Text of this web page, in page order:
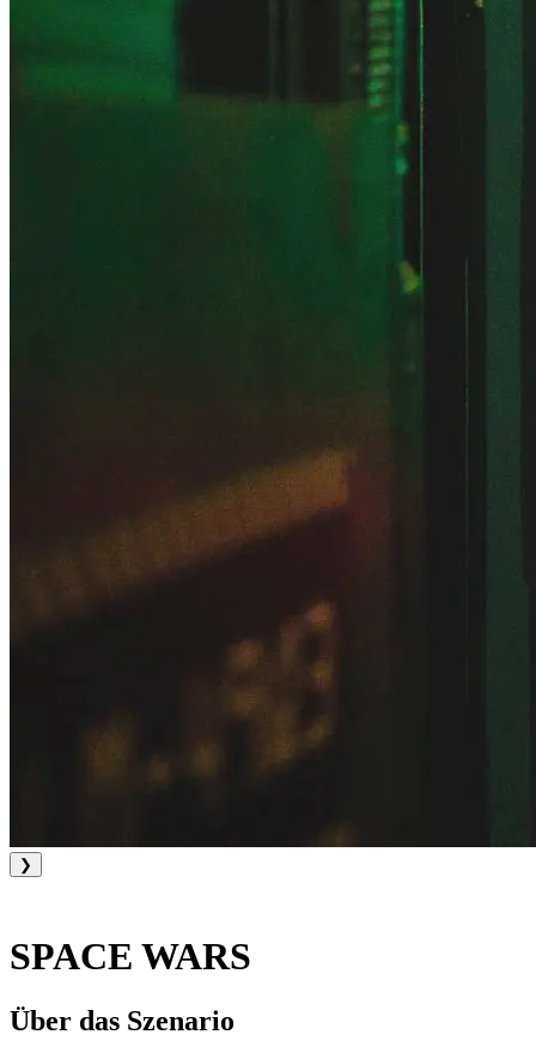
❯
SPACE WARS
Über das Szenario